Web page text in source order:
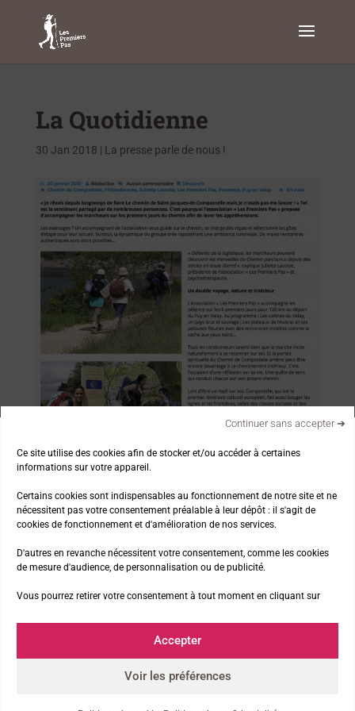
Ce site utilise des cookies afin de stocker et/ou accéder à certaines
informations sur votre appareil.
Certains cookies sont indispensables au fonctionnement de notre site et ne
nécessitent pas votre consentement préalable à leur dépôt : il s'agit de
cookies de fonctionnement et d'amélioration de nos services.
D'autres en revanche nécessitent votre consentement, comme les cookies
de mesure d'audience, de personnalisation ou de publicité.
Vous pourrez retirer votre consentement à tout moment en cliquant sur
Accepter
Continuer sans accepter ➔
Voir les préférences
La Quotidienne
30 Jan 2018 | La presse parle de nous !
Lire l’article en ligne
Nos thématiques
La marche et la nature
Les news de l’asso
Les Premiers Pas à la télé